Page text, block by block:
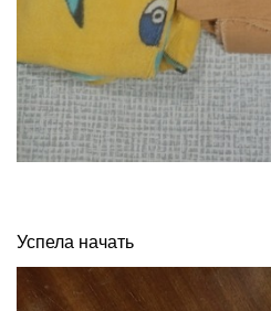
Успела начать